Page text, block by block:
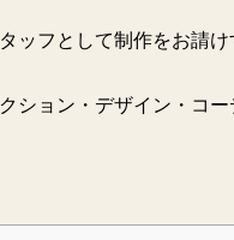
ッフとして制作をお請
ション・デザイン・コ